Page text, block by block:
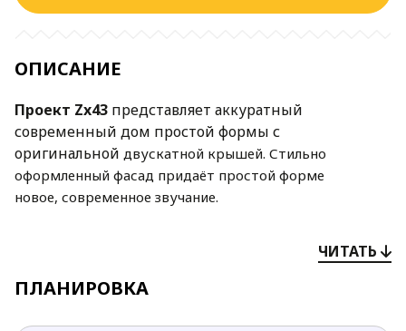
ОПИСАНИЕ
Проект Zx43 представляет аккуратный
современный дом простой формы с
оригинальной двускатной крышей. Стильно
оформленный фасад придаёт простой форме
новое, современное звучание.
Дневная зона устроена очень интересно:
под углом к зоне столовой и кухне, в которой имеется
ЧИТАТЬ
ПЛАНИРОВКА